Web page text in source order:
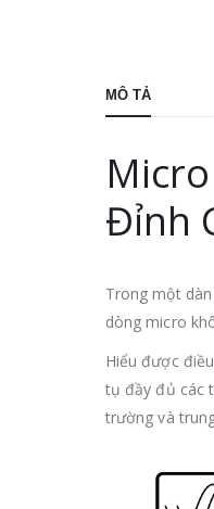
MÔ TẢ
Đỉnh
Trong một
dòng micro
Hiểu được
tụ đầy đủ các
trường và